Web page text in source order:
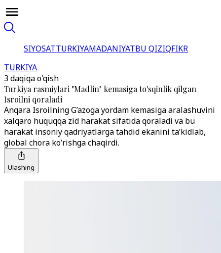
SIYOSATTURKIYAMADANIYATBU QIZIQFIKR
TURKIYA
3 daqiqa o'qish
Turkiya rasmiylari "Madlin" kemasiga to'sqinlik qilgan
Isroilni qoraladi
Anqara Isroilning G’azoga yordam kemasiga aralashuvini
xalqaro huquqqa zid harakat sifatida qoraladi va bu
harakat insoniy qadriyatlarga tahdid ekanini ta’kidlab,
global chora ko’rishga chaqirdi.
Ulashing